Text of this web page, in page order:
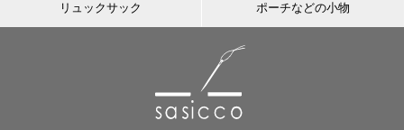
リュックサック ポーチなどの小物